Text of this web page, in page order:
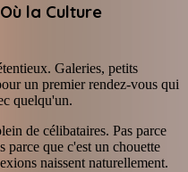
la Culture
Galeries, petits
un premier rendez-vous qui
quelqu'un.
de célibataires. Pas parce
parce que c'est un chouette
naissent naturellement.